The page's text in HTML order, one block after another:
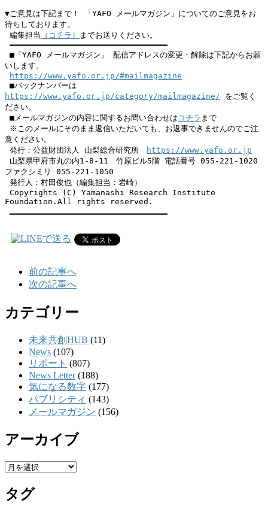
▼ご意見は下記まで！ 「YAFO メールマガジン」についてのご意見をお
待ちしております。
編集担当
（コチラ）
までお送りください。
━━━━━━━━━━━━━━━━━━━━━━━━━━━━━━━━━
いします。
https://www.yafo.or.jp/#mailmagazine
https://www.yafo.or.jp/category/mailmagazine/ をご覧く
ださい。
■メールマガジンの内容に関するお問い合わせは コチラ まで
意ください。
発行：公益財団法人 山梨総合研究所
https://www.yafo.or.jp
ファクシミリ 055-221-1050
Foundation.All rights reserved.
━━━━━━━━━━━━━━━━━━━━━━━━━━━━━━━━━
前の記事へ
次の記事へ
カテゴリー
未来共創HUB (11)
News (107)
リポート (807)
News Letter(188)
気になる数字 (177)
パブリシティ (143)
メールマガジン (156)
アーカイブ
ア
カ
イ
タグ